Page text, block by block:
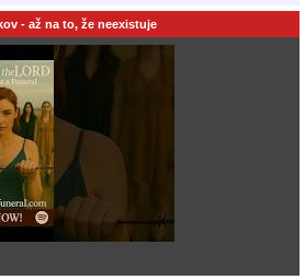
- až na to, že neexistuje